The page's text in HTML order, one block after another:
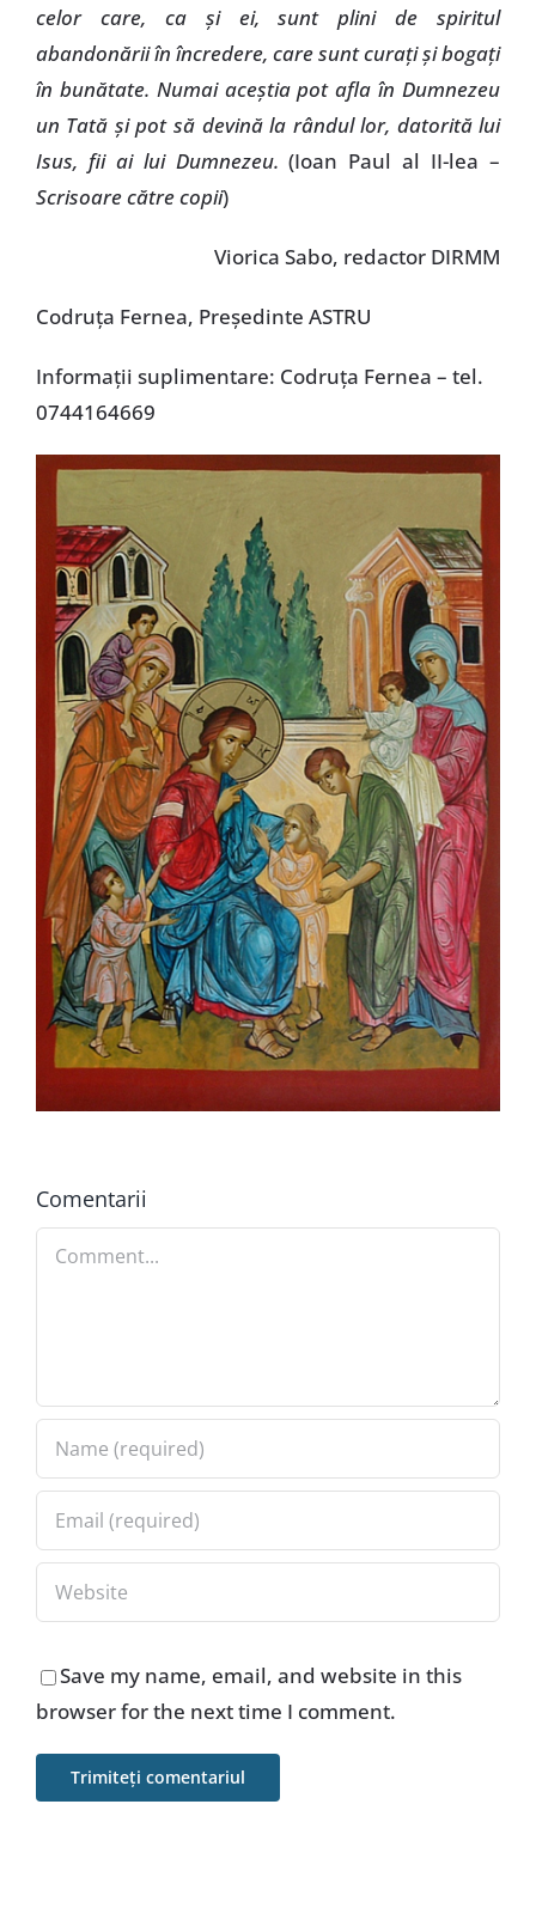
celor care, ca şi ei, sunt plini de spiritul
abandonării în încredere, care sunt curaţi şi bogaţi
în bunătate. Numai aceştia pot afla în Dumnezeu
un Tată şi pot să devină la rândul lor, datorită lui
Isus, fii ai lui Dumnezeu. (Ioan Paul al II-lea –
Scrisoare către copii)
Viorica Sabo, redactor DIRMM
Codruţa Fernea, Preşedinte ASTRU
Informaţii suplimentare: Codruţa Fernea – tel.
0744164669
Comentarii
Comment
Save my name, email, and website in this
browser for the next time I comment.